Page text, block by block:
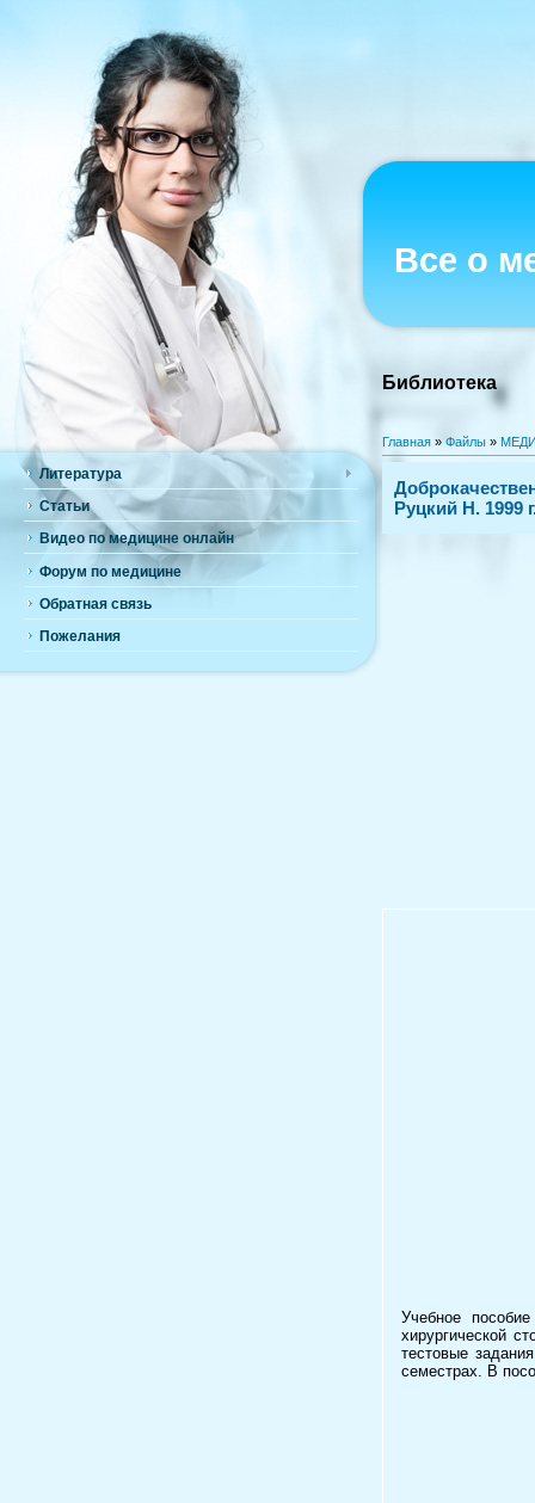
Литература
Статьи
Видео по медицине онлайн
Форум по медицине
Обратная связь
Пожелания
Все о
Библиотека
Главная » Файлы »
Руцкий Н. 1999
Учебное
хирургической
тестовые
семестрах. В